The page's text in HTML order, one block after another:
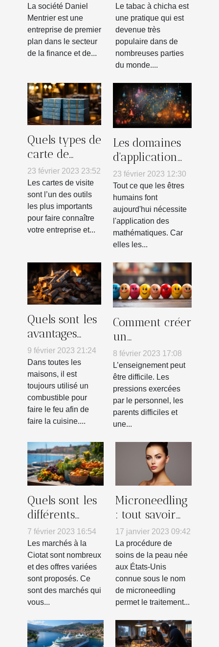
MENTRIER ?
La société Daniel
Mentrier est une
entreprise de premier
plan dans le secteur
de la finance et de...
reconnaître
un produit de
qualité ?
Le tabac à chicha est
une pratique qui est
devenue très
populaire dans de
nombreuses parties
du monde....
Quels types de
carte de
visites faire à
Lyon ?
23 février 2023 23:52
Les cartes de visite
sont l’un des outils
les plus importants
pour faire connaître
votre entreprise et...
Les domaines
d'application
des
mathématiques
23 février 2023 12:30
Tout ce que les êtres
humains font
aujourd'hui nécessite
l'application des
mathématiques. Car
elles les...
Quels sont les
avantages
d’utiliser le
chauffage au
bois ?
9 février 2023 21:24
Dans toutes les
maisons, il est
toujours utilisé un
combustible pour
faire le feu afin de
faire la cuisine....
Comment créer
un
environnement
d’apprentissage
grâce à la
psychologie
positive
8 février 2023 17:08
L’enseignement peut
être difficile. Les
pressions exercées
par le personnel, les
parents difficiles et
une...
Quels sont les
différents
types de
marchés
ouverts à la
Ciotat ?
7 février 2023 16:54
Les marchés à la
Ciotat sont nombreux
et des offres variées
sont proposés. Ce
sont des marchés qui
vous...
Microneedling
: tout savoir
sur ce soin du
visage
17 janvier 2023 09:42
La procédure de
soins de la peau née
aux États-Unis
connue sous le nom
de microneedling
permet le traitement...